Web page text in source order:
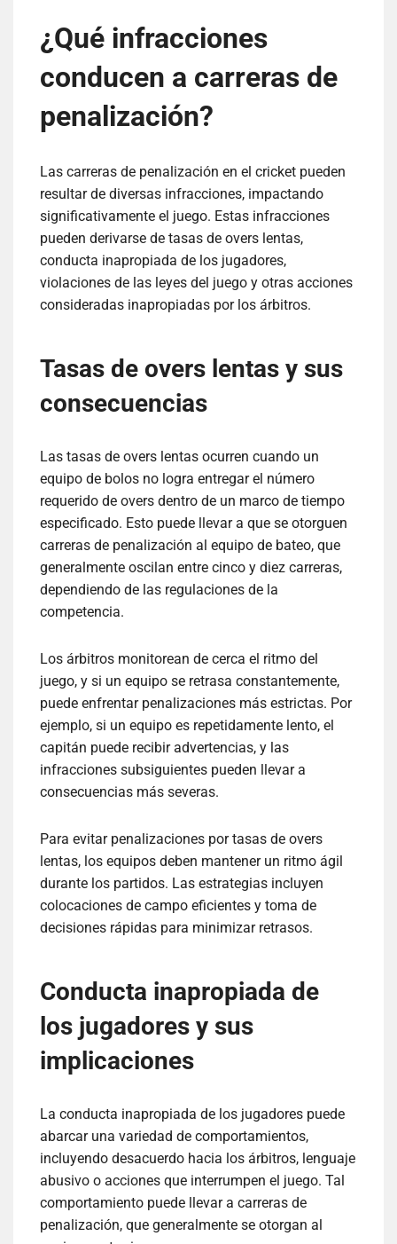
¿Qué infracciones
conducen a carreras de
penalización?
Las carreras de penalización en el cricket pueden
resultar de diversas infracciones, impactando
significativamente el juego. Estas infracciones
pueden derivarse de tasas de overs lentas,
conducta inapropiada de los jugadores,
violaciones de las leyes del juego y otras acciones
consideradas inapropiadas por los árbitros.
Tasas de overs lentas y sus
consecuencias
Las tasas de overs lentas ocurren cuando un
equipo de bolos no logra entregar el número
requerido de overs dentro de un marco de tiempo
especificado. Esto puede llevar a que se otorguen
carreras de penalización al equipo de bateo, que
generalmente oscilan entre cinco y diez carreras,
dependiendo de las regulaciones de la
competencia.
Los árbitros monitorean de cerca el ritmo del
juego, y si un equipo se retrasa constantemente,
puede enfrentar penalizaciones más estrictas. Por
ejemplo, si un equipo es repetidamente lento, el
capitán puede recibir advertencias, y las
infracciones subsiguientes pueden llevar a
consecuencias más severas.
Para evitar penalizaciones por tasas de overs
lentas, los equipos deben mantener un ritmo ágil
durante los partidos. Las estrategias incluyen
colocaciones de campo eficientes y toma de
decisiones rápidas para minimizar retrasos.
Conducta inapropiada de
los jugadores y sus
implicaciones
La conducta inapropiada de los jugadores puede
abarcar una variedad de comportamientos,
incluyendo desacuerdo hacia los árbitros, lenguaje
abusivo o acciones que interrumpen el juego. Tal
comportamiento puede llevar a carreras de
penalización, que generalmente se otorgan al